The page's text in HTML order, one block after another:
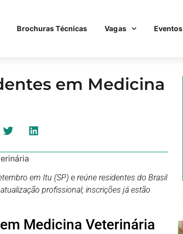
Brochuras Técnicas Vagas Eventos
em Medicina
em Itu (SP) e reúne residentes do Brasil
profissional; inscrições já estão
Medicina Veterinária